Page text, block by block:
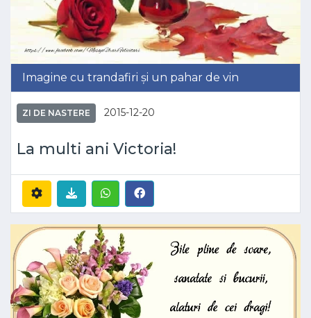
Imagine cu trandafiri și un pahar de vin
ZI DE NASTERE 2015-12-20
La multi ani Victoria!